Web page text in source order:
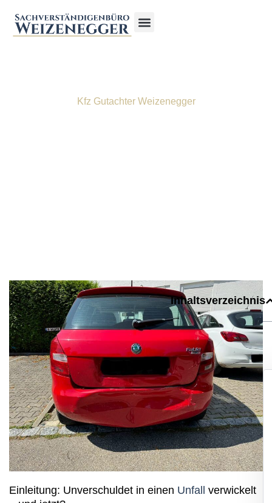
Kfz Gutachter Weizenegger
Einleitung: Unverschuldet in einen Unfall verwickelt
Inhaltsverzeichnis